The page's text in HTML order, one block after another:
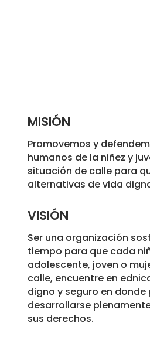
MISIÓN
Promovemos y
humanos de la niñez y
situación de calle para
alternativas de vida
VISIÓN
Ser una organización
tiempo para que cada
adolescente, joven o
calle, encuentre en
digno y seguro en donde
desarrollarse
sus derechos.